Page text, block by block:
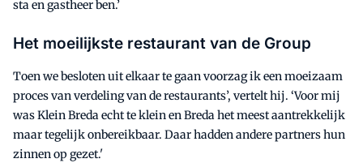
sta en gastheer ben.’
Het moeilijkste restaurant van de Group
Toen we besloten uit elkaar te gaan voorzag ik een moeizaam
proces van verdeling van de restaurants’, vertelt hij. ‘Voor mij
was Klein Breda echt te klein en Breda het meest aantrekkelijk
maar tegelijk onbereikbaar. Daar hadden andere partners hun
zinnen op gezet.'